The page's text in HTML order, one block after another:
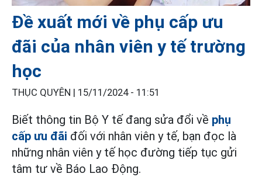
Đề xuất mới về phụ cấp ưu
đãi của nhân viên y tế trường
học
THỤC QUYÊN | 15/11/2024 - 11:51
Biết thông tin Bộ Y tế đang sửa đổi về phụ
cấp ưu đãi đối với nhân viên y tế, bạn đọc là
những nhân viên y tế học đường tiếp tục gửi
tâm tư về Báo Lao Động.